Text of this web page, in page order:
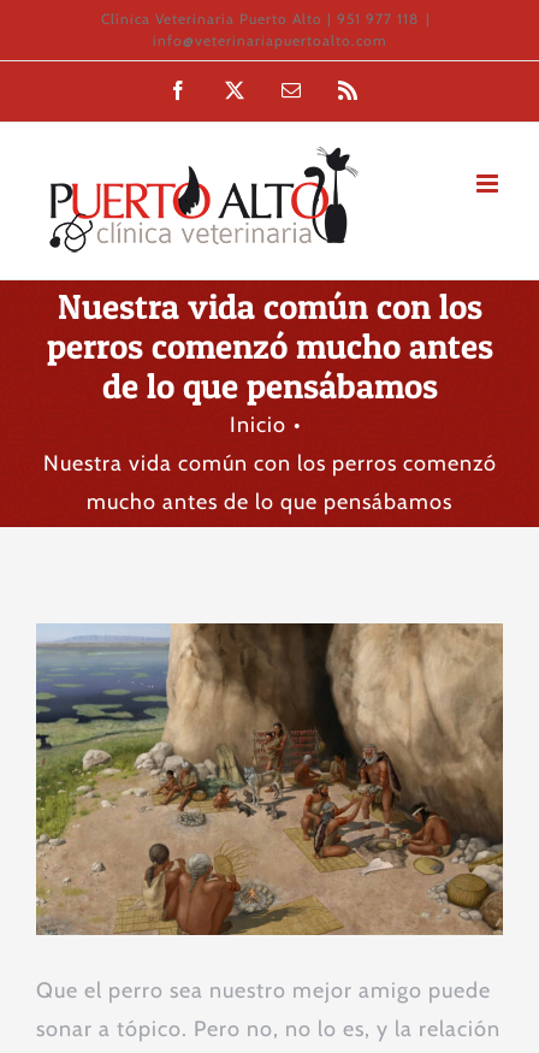
al
Clínica Veterinaria Puerto Alto | 951 977 118 |
info@veterinariapuertoalto.com
Facebook
Correo
Nuestra vida común con los
perros comenzó mucho antes
de lo que pensábamos
Inicio
Nuestra vida común con los perros comenzó
mucho antes de lo que pensábamos
Ver
imagen
más
grande
Que el perro sea nuestro mejor amigo puede
sonar a tópico. Pero no, no lo es, y la relación